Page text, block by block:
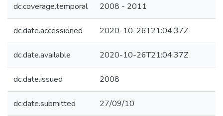
dc.coverage.temporal 2008 - 2011
dc.date.accessioned 2020-10-26T21:04:37Z
dc.date.available 2020-10-26T21:04:37Z
dc.date.issued 2008
dc.date.submitted 27/09/10